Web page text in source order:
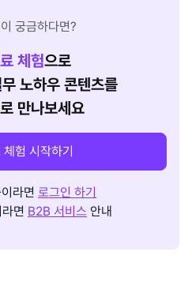
궁금하다면?
체험으로
노하우 콘텐츠를
만나보세요
험 시작하기
라면 로그인 하기
면 B2B 서비스 안내